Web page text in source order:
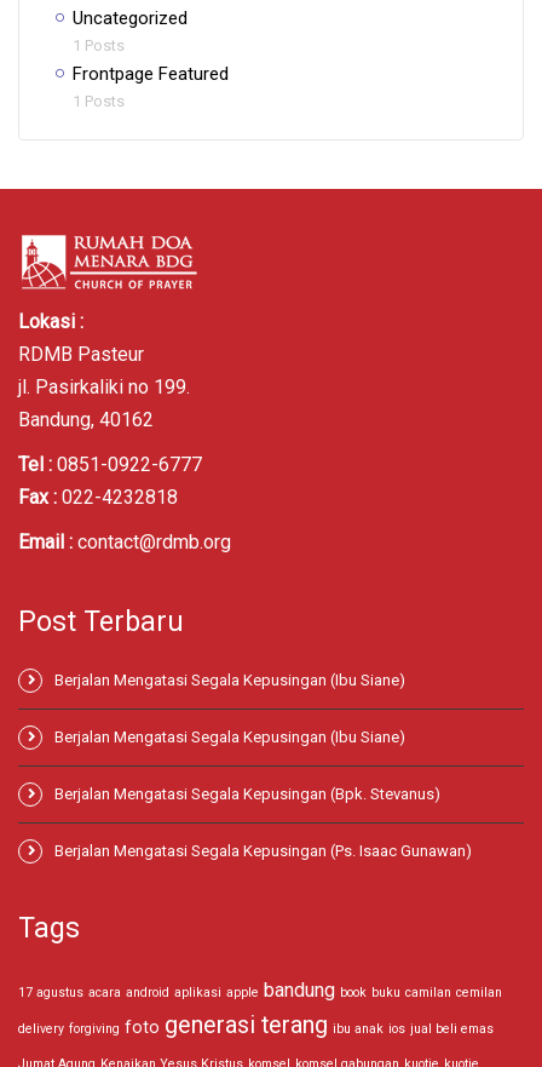
Uncategorized
1 Posts
Frontpage Featured
1 Posts
Lokasi :
RDMB Pasteur
jl. Pasirkaliki no 199.
Bandung, 40162
Tel : 0851-0922-6777
Fax : 022-4232818
Email : contact@rdmb.org
Post Terbaru
Berjalan Mengatasi Segala Kepusingan (Ibu Siane)
Berjalan Mengatasi Segala Kepusingan (Ibu Siane)
Berjalan Mengatasi Segala Kepusingan (Bpk. Stevanus)
Berjalan Mengatasi Segala Kepusingan (Ps. Isaac Gunawan)
Tags
17 agustus acara android aplikasi apple bandung book buku camilan cemilan
delivery forgiving foto generasi terang ibu anak ios jual beli emas